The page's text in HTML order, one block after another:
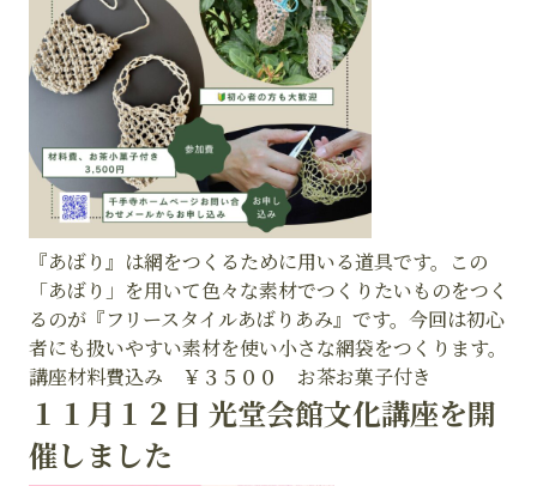
『あばり』は網をつくるために用いる道具です。この
「あばり」を用いて色々な素材でつくりたいものをつく
るのが『フリースタイルあばりあみ』です。今回は初心
者にも扱いやすい素材を使い小さな網袋をつくります。
講座材料費込み ￥３５００ お茶お菓子付き
１１月１２日 光堂会館文化講座を開
催しました